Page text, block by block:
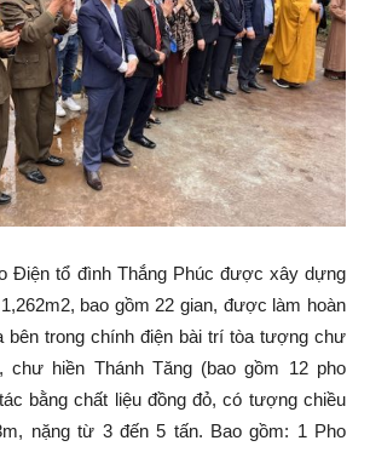
Điện tổ đình Thắng Phúc được xây dựng
bao gồm 22 gian, được làm hoàn
bên trong chính điện bài trí tòa tượng chư
chư hiền Thánh Tăng (bao gồm 12 pho
bằng chất liệu đồng đỏ, có tượng chiều
nặng từ 3 đến 5 tấn. Bao gồm: 1 Pho